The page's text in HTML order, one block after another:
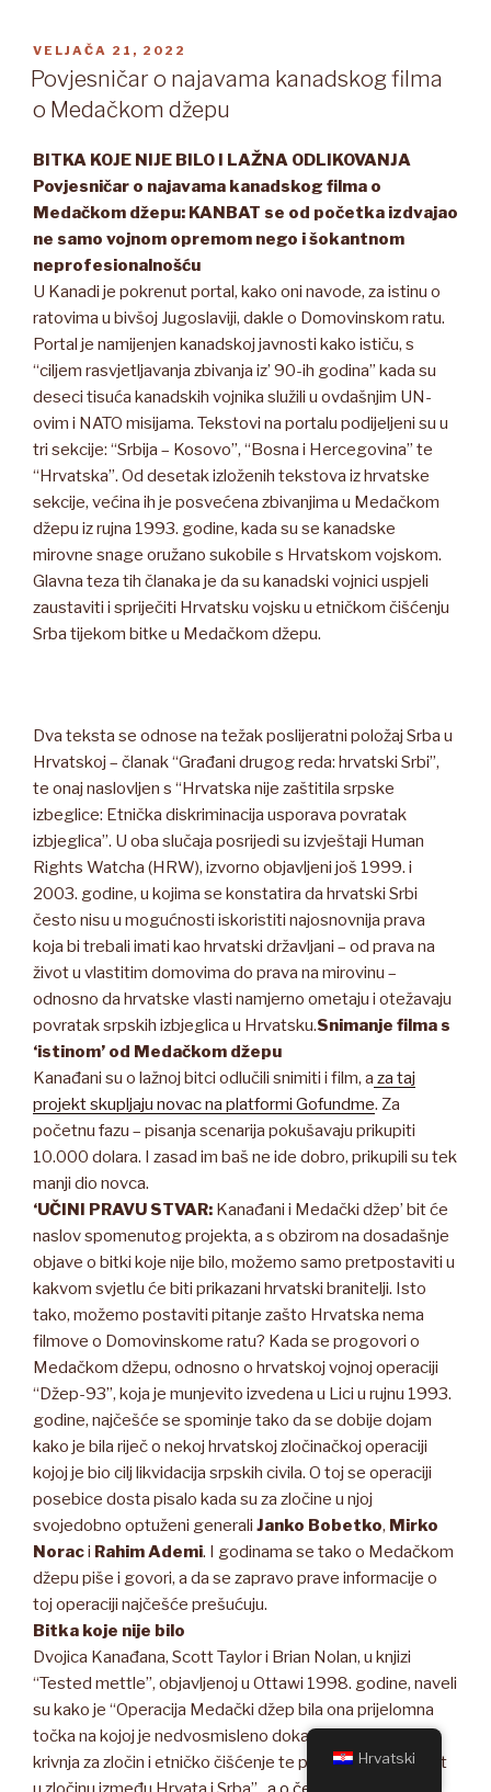
OBJAVLJENO
VELJAČA 21, 2022
Povjesničar o najavama kanadskog filma
o Medačkom džepu
BITKA KOJE NIJE BILO I LAŽNA ODLIKOVANJA
Povjesničar o najavama kanadskog filma o
Medačkom džepu: KANBAT se od početka izdvajao
ne samo vojnom opremom nego i šokantnom
neprofesionalnošću
U Kanadi je pokrenut portal, kako oni navode, za istinu o
ratovima u bivšoj Jugoslaviji, dakle o Domovinskom ratu.
Portal je namijenjen kanadskoj javnosti kako ističu, s
“ciljem rasvjetljavanja zbivanja iz’ 90-ih godina” kada su
deseci tisuća kanadskih vojnika služili u ovdašnjim UN-
ovim i NATO misijama. Tekstovi na portalu podijeljeni su u
tri sekcije: “Srbija – Kosovo”, “Bosna i Hercegovina” te
“Hrvatska”. Od desetak izloženih tekstova iz hrvatske
sekcije, većina ih je posvećena zbivanjima u Medačkom
džepu iz rujna 1993. godine, kada su se kanadske
mirovne snage oružano sukobile s Hrvatskom vojskom.
Glavna teza tih članaka je da su kanadski vojnici uspjeli
zaustaviti i spriječiti Hrvatsku vojsku u etničkom čišćenju
Srba tijekom bitke u Medačkom džepu.
Dva teksta se odnose na težak poslijeratni položaj Srba u
Hrvatskoj – članak “Građani drugog reda: hrvatski Srbi”,
te onaj naslovljen s “Hrvatska nije zaštitila srpske
izbeglice: Etnička diskriminacija usporava povratak
izbjeglica”. U oba slučaja posrijedi su izvještaji Human
Rights Watcha (HRW), izvorno objavljeni još 1999. i
2003. godine, u kojima se konstatira da hrvatski Srbi
često nisu u mogućnosti iskoristiti najosnovnija prava
koja bi trebali imati kao hrvatski državljani – od prava na
život u vlastitim domovima do prava na mirovinu –
odnosno da hrvatske vlasti namjerno ometaju i otežavaju
povratak srpskih izbjeglica u Hrvatsku.Snimanje filma s
‘istinom’ od Medačkom džepu
Kanađani su o lažnoj bitci odlučili snimiti i film, a za taj
projekt skupljaju novac na platformi Gofundme. Za
početnu fazu – pisanja scenarija pokušavaju prikupiti
10.000 dolara. I zasad im baš ne ide dobro, prikupili su tek
manji dio novca.
‘UČINI PRAVU STVAR: Kanađani i Medački džep’ bit će
naslov spomenutog projekta, a s obzirom na dosadašnje
objave o bitki koje nije bilo, možemo samo pretpostaviti u
kakvom svjetlu će biti prikazani hrvatski branitelji. Isto
tako, možemo postaviti pitanje zašto Hrvatska nema
filmove o Domovinskome ratu? Kada se progovori o
Medačkom džepu, odnosno o hrvatskoj vojnoj operaciji
“Džep-93”, koja je munjevito izvedena u Lici u rujnu 1993.
godine, najčešće se spominje tako da se dobije dojam
kako je bila riječ o nekoj hrvatskoj zločinačkoj operaciji
kojoj je bio cilj likvidacija srpskih civila. O toj se operaciji
posebice dosta pisalo kada su za zločine u njoj
svojedobno optuženi generali Janko Bobetko, Mirko
Noraci Rahim Ademi. I godinama se tako o Medačkom
džepu piše i govori, a da se zapravo prave informacije o
toj operaciji najčešće prešućuju.
Bitka koje nije bilo
Dvojica Kanađana, Scott Taylor i Brian Nolan, u knjizi
“Tested mettle”, objavljenoj u Ottawi 1998. godine, naveli
su kako je “Operacija Medački džep bila ona prijelomna
točka na kojoj je nedvosmisleno dokazana hrvatska
krivnja za zločin i etničko čišćenje te pokazana jednakost
Hrvatski